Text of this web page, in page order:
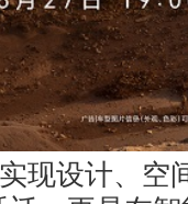
现设计、空